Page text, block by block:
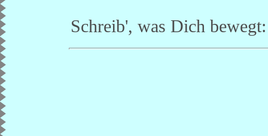
Schreib', was Dich